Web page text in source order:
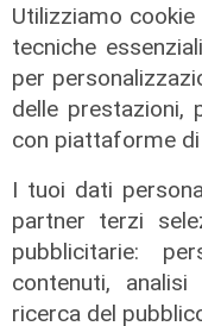
Utilizziamo
tecniche
per
delle prestazioni,
con piattaforme
I tuoi dati
partner terzi
pubblicitarie:
contenuti,
ricerca del